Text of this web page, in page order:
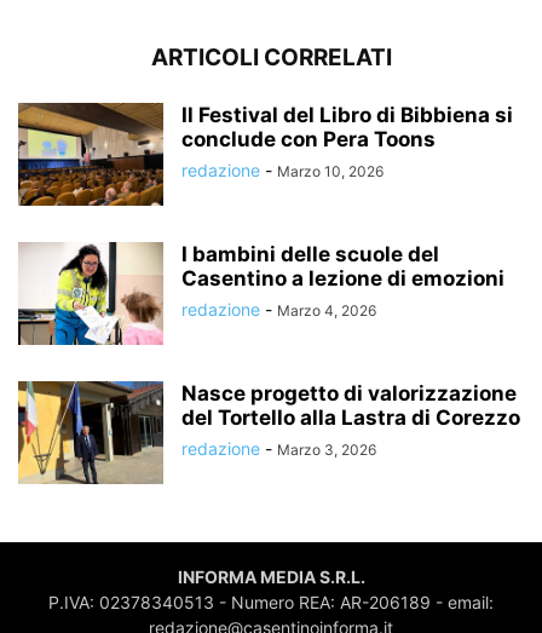
ARTICOLI CORRELATI
Il Festival del Libro di Bibbiena si
conclude con Pera Toons
redazione - Marzo 10, 2026
I bambini delle scuole del
Casentino a lezione di emozioni
redazione - Marzo 4, 2026
Nasce progetto di valorizzazione
del Tortello alla Lastra di Corezzo
redazione - Marzo 3, 2026
INFORMA MEDIA S.R.L.
P.IVA: 02378340513 - Numero REA: AR-206189 - email:
redazione@casentinoinforma.it